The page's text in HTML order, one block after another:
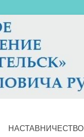
НАСТАВНИЧЕСТВО